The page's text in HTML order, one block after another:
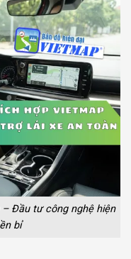
– Đầu tư công nghệ hiện
bỉ